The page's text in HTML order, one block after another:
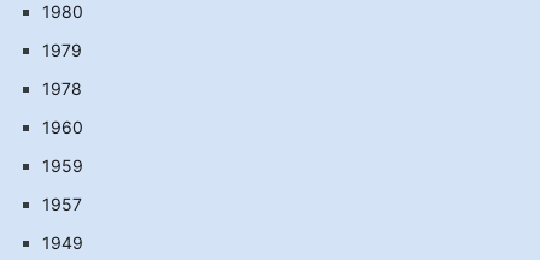
1980
1979
1978
1960
1959
1957
1949